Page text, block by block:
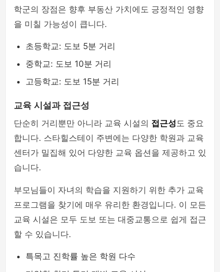
학군의 장점은 향후 부동산 가치에도 긍정적인 영향
을 미칠 가능성이 큽니다.
초등학교: 도보 5분 거리
중학교: 도보 10분 거리
고등학교: 도보 15분 거리
교육 시설과 접근성
단순히 거리뿐만 아니라 교육 시설의 접근성도 중요
합니다. 스타힐스테이 주변에는 다양한 학원과 교육
센터가 밀집해 있어 다양한 교육 옵션을 제공하고 있
습니다.
부모님들이 자녀의 학습을 지원하기 위한 추가 교육
프로그램을 찾기에 매우 유리한 환경입니다. 이 모든
교육 시설은 모두 도보 또는 대중교통으로 쉽게 접근
할 수 있습니다.
특목고 진학률 높은 학원 다수